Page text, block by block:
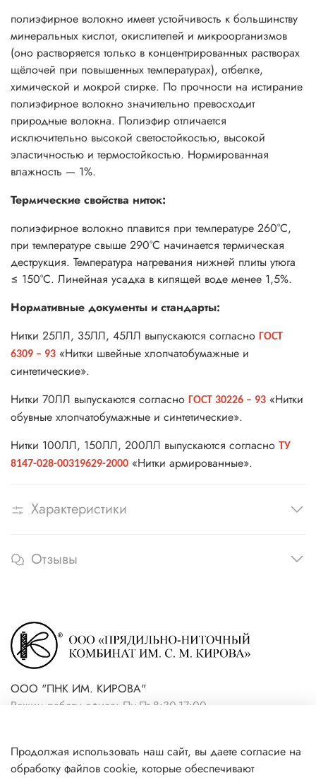
полиэфирное волокно имеет устойчивость к большинству
минеральных кислот, окислителей и микроорганизмов
(оно растворяется только в концентрированных растворах
щёлочей при повышенных температурах), отбелке,
химической и мокрой стирке. По прочности на истирание
полиэфирное волокно значительно превосходит
природные волокна. Полиэфир отличается
исключительно высокой светостойкостью, высокой
эластичностью и термостойкостью. Нормированная
влажность — 1%.
Термические свойства ниток:
полиэфирное волокно плавится при температуре 260°С,
при температуре свыше 290°С начинается термическая
деструкция. Температура нагревания нижней плиты утюга
≤ 150°С. Линейная усадка в кипящей воде менее 1,5%.
Нормативные документы и стандарты:
Нитки 25ЛЛ, 35ЛЛ, 45ЛЛ выпускаются согласно ГОСТ
6309 – 93 «Нитки швейные хлопчатобумажные и
синтетические».
Нитки 70ЛЛ выпускаются согласно ГОСТ 30226 – 93 «Нитки
обувные хлопчатобумажные и синтетические».
Нитки 100ЛЛ, 150ЛЛ, 200ЛЛ выпускаются согласно ТУ
8147-028-00319629-2000 «Нитки армированные».
Характеристики
Отзывы
ООО "ПНК ИМ. КИРОВА"
Режим работы офиса: Пн-Пт 8:30-17:00
магазин)
Продолжая использовать наш сайт, вы даете согласие на
обработку файлов cookie, которые обеспечивают